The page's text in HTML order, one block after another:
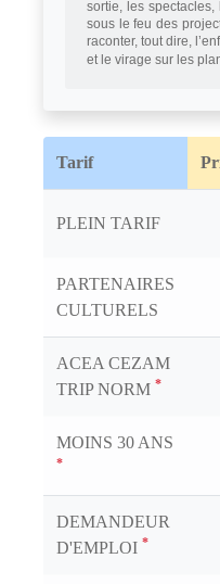
sortie, les
sous le feu des
raconter, tout dire,
et le virage sur les
Tarif
PLEIN TARIF
PARTENAIRES
CULTURELS
ACEA CEZAM
TRIP NORM *
MOINS 30 ANS
*
DEMANDEUR
D'EMPLOI *